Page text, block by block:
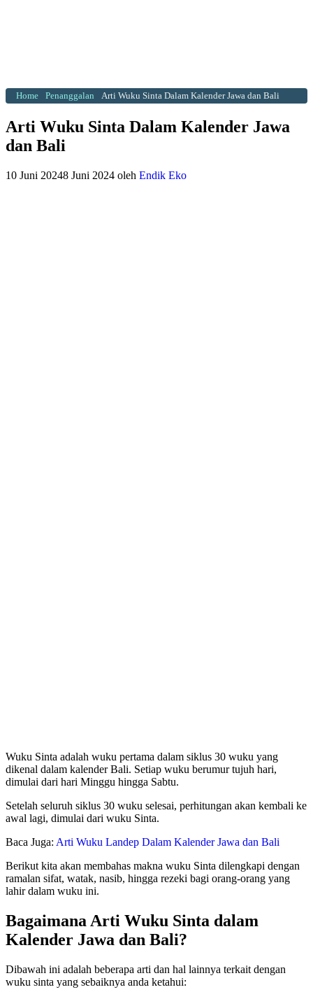
Home Penanggalan Arti Wuku Sinta Dalam Kalender Jawa dan Bali
Arti Wuku Sinta Dalam Kalender Jawa
dan Bali
10 Juni 20248 Juni 2024 oleh Endik Eko
Wuku Sinta adalah wuku pertama dalam siklus 30 wuku yang
dikenal dalam kalender Bali. Setiap wuku berumur tujuh hari,
dimulai dari hari Minggu hingga Sabtu.
Setelah seluruh siklus 30 wuku selesai, perhitungan akan kembali ke
awal lagi, dimulai dari wuku Sinta.
Baca Juga: Arti Wuku Landep Dalam Kalender Jawa dan Bali
Berikut kita akan membahas makna wuku Sinta dilengkapi dengan
ramalan sifat, watak, nasib, hingga rezeki bagi orang-orang yang
lahir dalam wuku ini.
Bagaimana Arti Wuku Sinta dalam
Kalender Jawa dan Bali?
Dibawah ini adalah beberapa arti dan hal lainnya terkait dengan
wuku sinta yang sebaiknya anda ketahui: